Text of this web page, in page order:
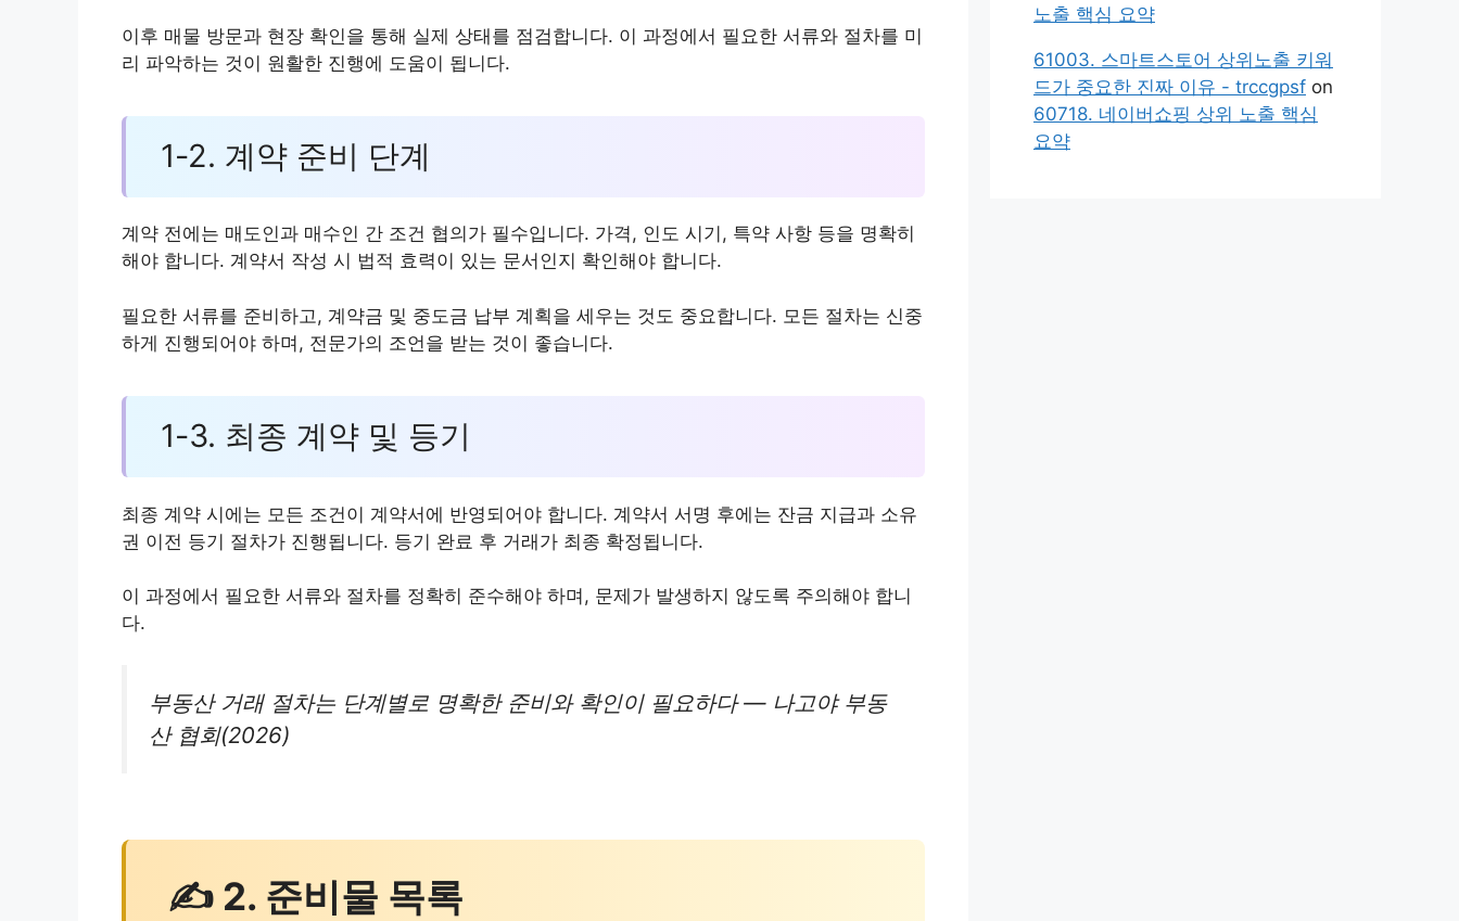
이후 매물 방문과 현장 확인을 통해 실제 상태를 점검합니다. 이 과정에서 필요한 서류와 절차를 미
리 파악하는 것이 원활한 진행에 도움이 됩니다.
1-2. 계약 준비 단계
계약 전에는 매도인과 매수인 간 조건 협의가 필수입니다. 가격, 인도 시기, 특약 사항 등을 명확히
해야 합니다. 계약서 작성 시 법적 효력이 있는 문서인지 확인해야 합니다.
필요한 서류를 준비하고, 계약금 및 중도금 납부 계획을 세우는 것도 중요합니다. 모든 절차는 신중
하게 진행되어야 하며, 전문가의 조언을 받는 것이 좋습니다.
1-3. 최종 계약 및 등기
최종 계약 시에는 모든 조건이 계약서에 반영되어야 합니다. 계약서 서명 후에는 잔금 지급과 소유
권 이전 등기 절차가 진행됩니다. 등기 완료 후 거래가 최종 확정됩니다.
이 과정에서 필요한 서류와 절차를 정확히 준수해야 하며, 문제가 발생하지 않도록 주의해야 합니
다.
부동산 거래 절차는 단계별로 명확한 준비와 확인이 필요하다 — 나고야 부동
산 협회(2026)
✍ 2. 준비물 목록
노출 핵심 요약
61003. 스마트스토어 상위노출 키워
드가 중요한 진짜 이유 - trccgpsf on
60718. 네이버쇼핑 상위 노출 핵심
요약